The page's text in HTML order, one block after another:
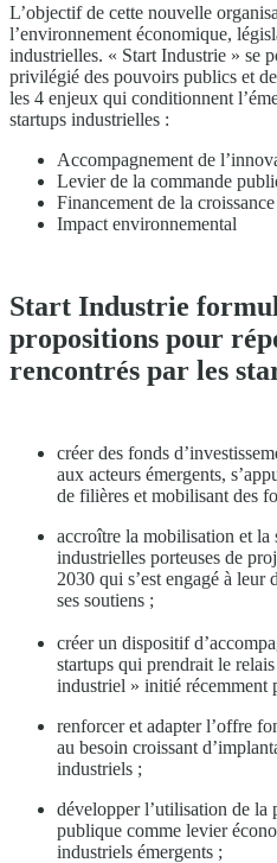
L’objectif de cette nouvelle
l’environnement économique,
industrielles. « Start Industrie » se
privilégié des pouvoirs publics et
les 4 enjeux qui conditionnent
startups industrielles :
Accompagnement de
Levier de la commande
Financement de la croissance
Impact environnemental
Start Industrie
propositions pour
rencontrés par les
créer des fonds
aux acteurs émergents,
de filières et mobilisant des
accroître la mobilisation et la
industrielles porteuses de
2030 qui s’est engagé à
ses soutiens ;
créer un dispositif
startups qui prendrait le
industriel » initié récemment
renforcer et adapter l’offre
au besoin croissant
industriels ;
développer l’utilisation de la
publique comme levier
industriels émergents ;